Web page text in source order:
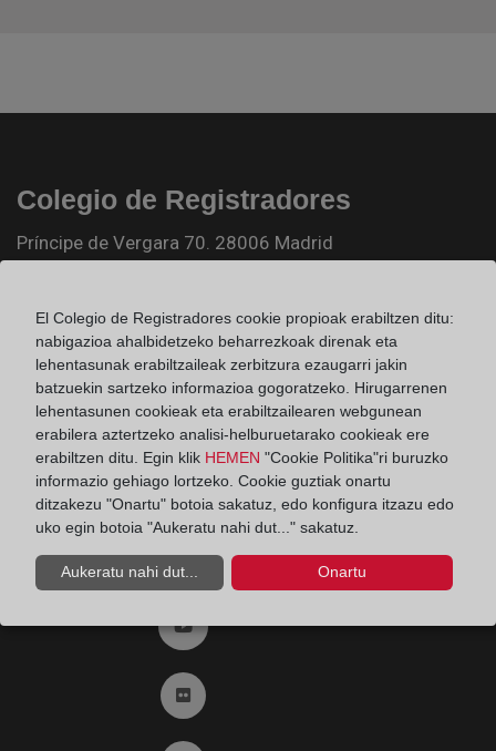
Colegio de Registradores
Príncipe de Vergara 70. 28006 Madrid
Fax:91 564 11 59
Email:contacto@registradores.org
Registro de entrada del Colegio de registradores
Ir a facebook (abre en ventana nueva)
Ir a twitter (abre en ventana nueva)
Ir a YouTube (abre en ventana nueva)
Ir a Flickr (abre en ventana nueva)
El Colegio de Registradores cookie propioak erabiltzen ditu:
nabigazioa ahalbidetzeko beharrezkoak direnak eta
lehentasunak erabiltzaileak zerbitzura ezaugarri jakin
batzuekin sartzeko informazioa gogoratzeko. Hirugarrenen
lehentasunen cookieak eta erabiltzailearen webgunean
erabilera aztertzeko analisi-helburuetarako cookieak ere
erabiltzen ditu. Egin klik HEMEN "Cookie Politika"ri buruzko
informazio gehiago lortzeko. Cookie guztiak onartu
ditzakezu "Onartu" botoia sakatuz, edo konfigura itzazu edo
uko egin botoia "Aukeratu nahi dut..." sakatuz.
Aukeratu nahi dut... Onartu